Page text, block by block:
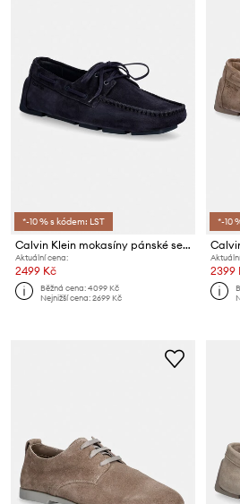
*-10 % s kódem: LST
Calvin Klein mokasíny pánské semišové DRIVER BOAT SU
Aktuální cena:
2499 Kč
Běžná cena:4099 Kč
Nejnižší cena:2699 Kč
*-10
2399